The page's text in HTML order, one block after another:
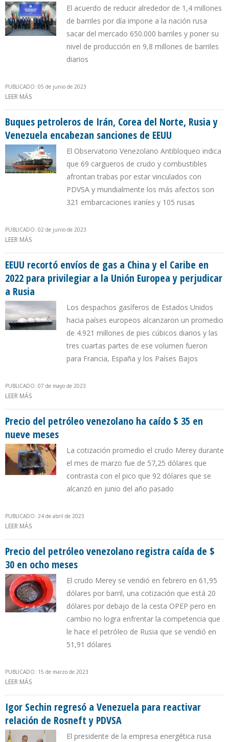
El acuerdo de reducir alrededor de 1,4 millones
de barriles por día impone a la nación rusa
sacar del mercado 650.000 barriles y poner su
nivel de producción en 9,8 millones de barriles
diarios
PUBLICADO: 05 de junio de 2023
LEER MÁS
Buques petroleros de Irán, Corea del Norte, Rusia y
Venezuela encabezan sanciones de EEUU
El Observatorio Venezolano Antibloqueo indica
que 69 cargueros de crudo y combustibles
afrontan trabas por estar vinculados con
PDVSA y mundialmente los más afectos son
321 embarcaciones iraníes y 105 rusas
PUBLICADO: 02 de junio de 2023
LEER MÁS
EEUU recortó envíos de gas a China y el Caribe en
2022 para privilegiar a la Unión Europea y perjudicar
a Rusia
Los despachos gasíferos de Estados Unidos
hacia países europeos alcanzaron un promedio
de 4.921 millones de pies cúbicos diarios y las
tres cuartas partes de ese volumen fueron
para Francia, España y los Países Bajos
PUBLICADO: 07 de mayo de 2023
LEER MÁS
RUSIA
Precio del petróleo venezolano ha caído $ 35 en
nueve meses
La cotización promedio el crudo Merey durante
el mes de marzo fue de 57,25 dólares que
contrasta con el pico que 92 dólares que se
alcanzó en junio del año pasado
PUBLICADO: 24 de abril de 2023
LEER MÁS
Precio del petróleo venezolano registra caída de $
30 en ocho meses
El crudo Merey se vendió en febrero en 61,95
dólares por barril, una cotización que está 20
dólares por debajo de la cesta OPEP pero en
cambio no logra enfrentar la competencia que
le hace el petróleo de Rusia que se vendió en
51,91 dólares
PUBLICADO: 15 de marzo de 2023
LEER MÁS
Igor Sechin regresó a Venezuela para reactivar
relación de Rosneft y PDVSA
El presidente de la empresa energética rusa